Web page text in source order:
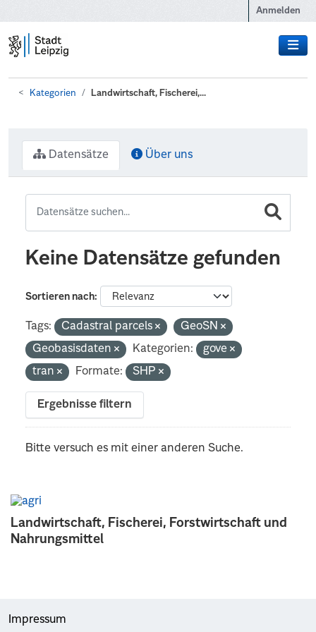
Anmelden
Kategorien Landwirtschaft, Fischerei,...
Landwirtschaft, Fischerei, Forstwirtschaft und
Nahrungsmittel
Datensätze Über uns
Keine Datensätze gefunden
Sortieren nach
Tags: Cadastral parcels
GeoSN
Geobasisdaten
Kategorien:
gove
tran
Formate: SHP
Ergebnisse filtern
Bitte versuch es mit einer anderen Suche.
Impressum